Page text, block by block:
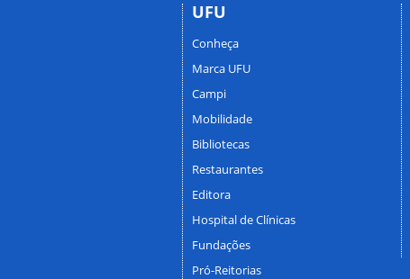
UFU
Conheça
Marca UFU
Campi
Mobilidade
Bibliotecas
Restaurantes
Editora
Hospital de Clínicas
Fundações
Pró-Reitorias